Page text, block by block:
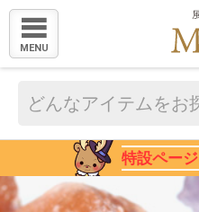
MENU
特設ページ